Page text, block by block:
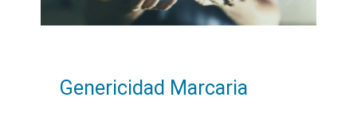
Genericidad Marcaria